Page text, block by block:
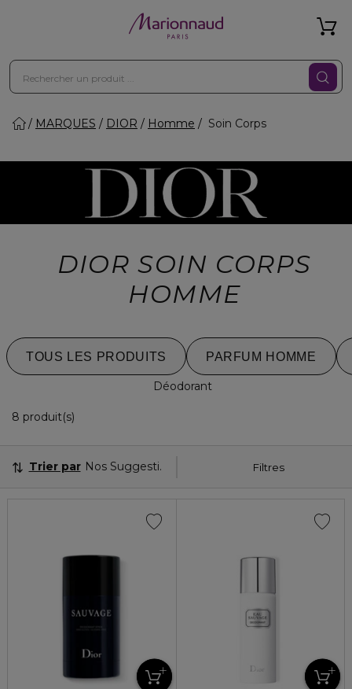
MARQUES DIOR Homme Soin Corps
DIOR SOIN CORPS
HOMME
TOUS LES PRODUITS PARFUM HOMME
Déodorant
8 produit(s)
Filtres
Trier par Nos Suggestions